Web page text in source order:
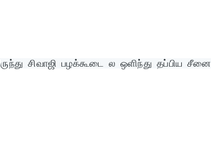
சிவாஜி பழக்கூடை ல ஒளிந்து தப்பிய சீனை